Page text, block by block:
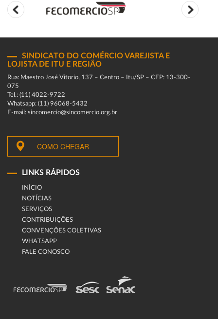
SINDICATO DO COMÉRCIO VAREJISTA E
LOJISTA DE ITU E REGIÃO
Rua: Maestro José Vitorio, 137 – Centro – Itu/SP – CEP: 13-300-
075
Tel.: (11) 4022-9722
Whatsapp: (11) 96068-5432
E-mail: sincomercio@sincomercio.org.br
COMO CHEGAR
LINKS RÁPIDOS
INÍCIO
NOTÍCIAS
SERVIÇOS
CONTRIBUIÇÕES
CONVENÇÕES COLETIVAS
WHATSAPP
FALE CONOSCO